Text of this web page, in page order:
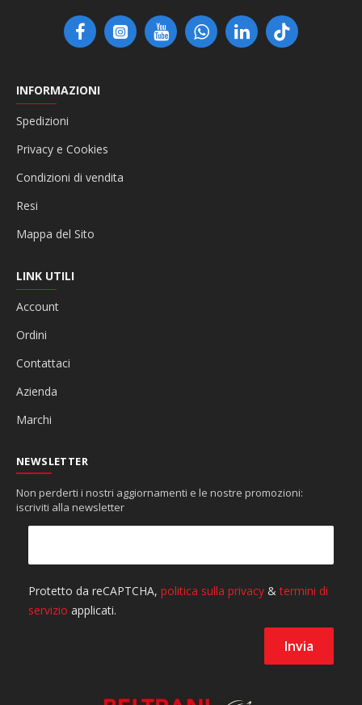
INFORMAZIONI
Spedizioni
Privacy e Cookies
Condizioni di vendita
Resi
Mappa del Sito
LINK UTILI
Account
Ordini
Contattaci
Azienda
Marchi
NEWSLETTER
Non perderti i nostri aggiornamenti e le nostre promozioni:
iscriviti alla newsletter